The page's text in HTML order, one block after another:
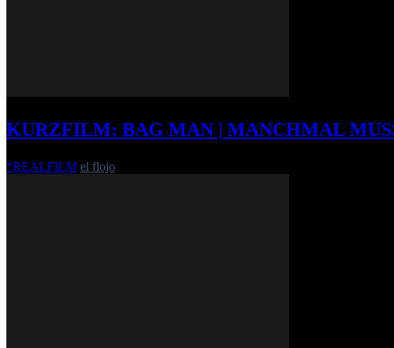
KURZFILM: BAG MAN | MANCHMAL
*REALFILM el flojo